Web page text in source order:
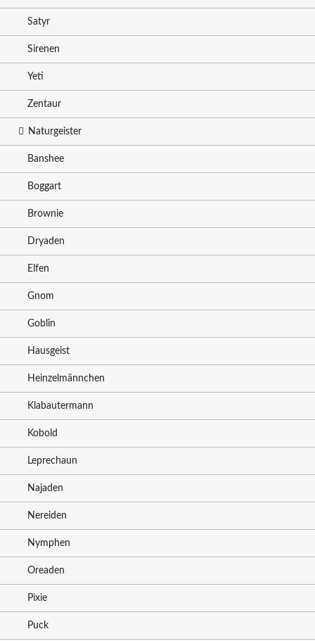
Satyr
Sirenen
Yeti
Zentaur
Naturgeister
Banshee
Boggart
Brownie
Dryaden
Elfen
Gnom
Goblin
Hausgeist
Heinzelmännchen
Klabautermann
Kobold
Leprechaun
Najaden
Nereiden
Nymphen
Oreaden
Pixie
Puck